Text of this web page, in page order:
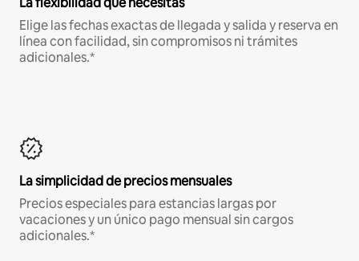
Elige las fechas exactas de llegada y salida y reserva en
línea con facilidad, sin compromisos ni trámites
adicionales.*
La simplicidad de precios mensuales
Precios especiales para estancias largas por
vacaciones y un único pago mensual sin cargos
adicionales.*